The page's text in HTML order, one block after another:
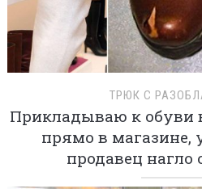
ТРЮК С
Прикладываю к обуви
прямо в магазине,
продавец нагло